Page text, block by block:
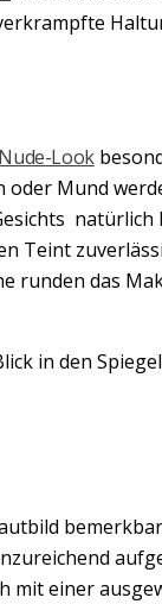
Look
oder Mund
natürlich
Teint
runden das
in den
mit einer